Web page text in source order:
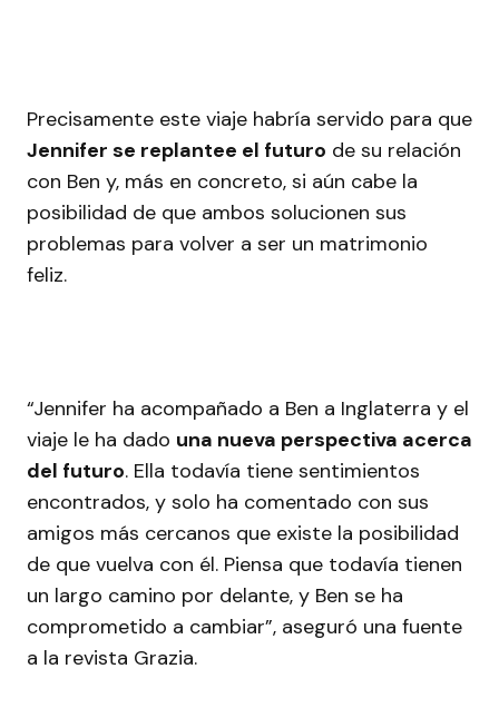
Precisamente este viaje habría servido para que
Jennifer se replantee el futuro de su relación
con Ben y, más en concreto, si aún cabe la
posibilidad de que ambos solucionen sus
problemas para volver a ser un matrimonio
feliz.
“Jennifer ha acompañado a Ben a Inglaterra y el
viaje le ha dado una nueva perspectiva acerca
del futuro. Ella todavía tiene sentimientos
encontrados, y solo ha comentado con sus
amigos más cercanos que existe la posibilidad
de que vuelva con él. Piensa que todavía tienen
un largo camino por delante, y Ben se ha
comprometido a cambiar”, aseguró una fuente
a la revista Grazia.